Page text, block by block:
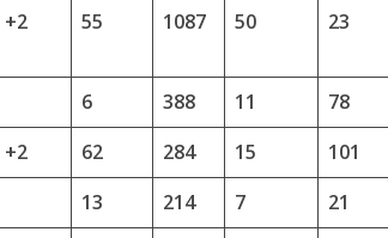
+2 55 1087 50 23
6 388 11 78
+2 62 284 15 101
13 214 7 21